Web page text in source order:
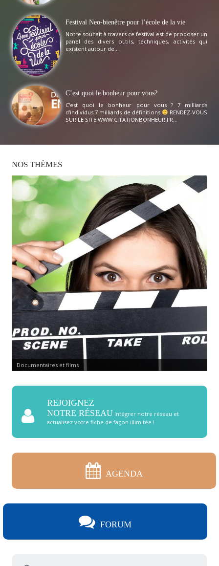
Festival Neo-bienêtre pour l’école de la vie
Notre souhait à travers ce festival est de proposer un
panel des divers outils, techniques, activités qui
existent autour de...
C’est quoi le bonheur pour vous?
C'est quoi le bonheur pour vous ? 7 milliards
d'individus 7 milliards de définitions
RENDEZ-VOUS
SUR LE SITE WWW.CITATIONBONHEUR.FR...
NOS THÈMES
Ecole de la vie
REJOIGNEZ
NOTRE RÉSEAU Intégrer notre réseau et
actualisez votre fiche de façon illimitée !
AGENDA
FORUM